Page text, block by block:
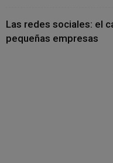
Las redes sociales: el
pequeñas empresas